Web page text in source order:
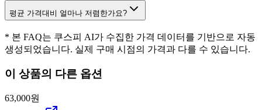
평균 가격대비 얼마나 저렴한가요?
* 본 FAQ는 쿠스피 AI가 수집한 가격 데이터를 기반으로 자동
생성되었습니다. 실제 구매 시점의 가격과 다를 수 있습니다.
이 상품의 다른 옵션
63,000원